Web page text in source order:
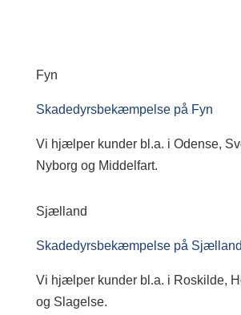
Fyn
Skadedyrsbekæmpelse på Fyn
Vi hjælper kunder bl.a. i Odense,
Nyborg og Middelfart.
Sjælland
Skadedyrsbekæmpelse på Sjælland
Vi hjælper kunder bl.a. i Roskilde,
og Slagelse.